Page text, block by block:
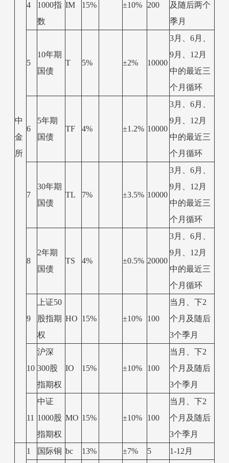
中
金
所
4
1000指
数
IM 15% ±10% 200
及随后两个
季月
5
10年期
国债
T 5% ±2% 10000
3月、6月、
9月、12月
中的最近三
个月循环
6
5年期
国债
TF 4% ±1.2% 10000
3月、6月、
9月、12月
中的最近三
个月循环
7
30年期
国债
TL 7% ±3.5% 10000
3月、6月、
9月、12月
中的最近三
个月循环
8
2年期
国债
TS 4% ±0.5% 20000
3月、6月、
9月、12月
中的最近三
个月循环
9
上证50
股指期
权
HO 15% ±10% 100
当月、下2
个月及随后
3个季月
10
沪深
300股
指期权
IO 15% ±10% 100
当月、下2
个月及随后
3个季月
11
中证
1000股
指期权
MO 15% ±10% 100
当月、下2
个月及随后
3个季月
1 国际铜 bc 13% ±7% 5 1-12月